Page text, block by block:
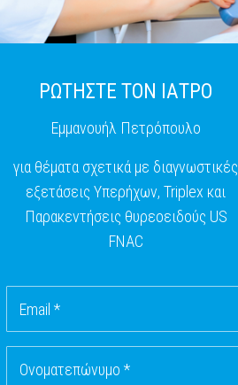
ΡΩΤΗΣΤΕ ΤΟΝ ΙΑΤΡΟ
Εμμανουήλ Πετρόπουλο
για θέματα σχετικά με διαγνωστικές
εξετάσεις Υπερήχων, Triplex και
Παρακεντήσεις θυρεοειδούς US
FNAC
Email *
Ονοματεπώνυμο *